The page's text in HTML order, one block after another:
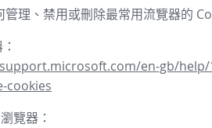
管理、禁用或刪除最常用流覽器的
en-gb/
cookies
覽器：